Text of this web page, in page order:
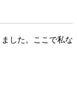
した。ここで私な